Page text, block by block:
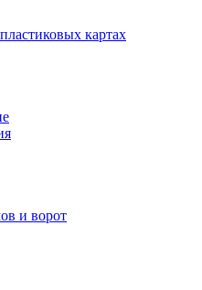
картах
и ворот